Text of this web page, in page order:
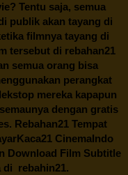
Tentu saja, semua
publik akan tayang di
filmnya tayang di
tersebut di rebahan21
semua orang bisa
perangkat
mereka kapapun
dengan gratis
Rebahan21 Tempat
CinemaIndo
Download Film Subtitle
di rebahin21.